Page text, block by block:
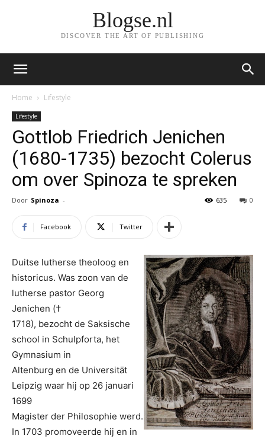
Blogse.nl
DISCOVER THE ART OF PUBLISHING
Home Lifestyle
Lifestyle
Gottlob Friedrich Jenichen
(1680-1735) bezocht Colerus
om over Spinoza te spreken
Door Spinoza - 0
635
Facebook Twitter
Duitse lutherse theoloog en
historicus. Was zoon van de
lutherse pastor Georg
Jenichen (†
1718), bezocht de Saksische
school in Schulpforta, het
Gymnasium in
Altenburg en de Universität
Leipzig waar hij op 26 januari
1699
Magister der Philosophie werd.
In 1703 promoveerde hij en in